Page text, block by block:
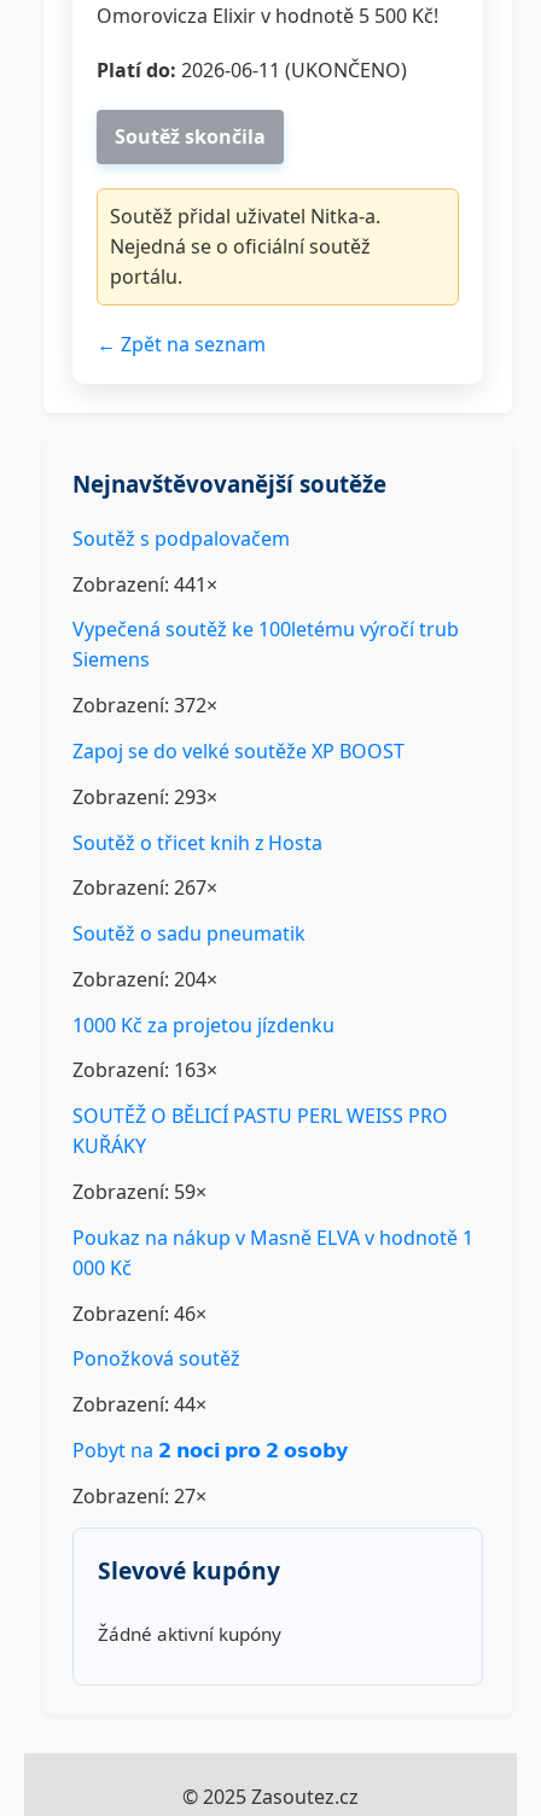
Omorovicza Elixir v hodnotě 5 500 Kč!
Platí do: 2026-06-11 (UKONČENO)
Soutěž skončila
Soutěž přidal uživatel Nitka-a.
Nejedná se o oficiální soutěž
portálu.
← Zpět na seznam
Nejnavštěvovanější soutěže
Soutěž s podpalovačem
Zobrazení: 441×
Vypečená soutěž ke 100letému výročí trub
Siemens
Zobrazení: 372×
Zapoj se do velké soutěže XP BOOST
Zobrazení: 293×
Soutěž o třicet knih z Hosta
Zobrazení: 267×
Soutěž o sadu pneumatik
Zobrazení: 204×
1000 Kč za projetou jízdenku
Zobrazení: 163×
SOUTĚŽ O BĚLICÍ PASTU PERL WEISS PRO
KUŘÁKY
Zobrazení: 59×
Poukaz na nákup v Masně ELVA v hodnotě 1
000 Kč
Zobrazení: 46×
Ponožková soutěž
Zobrazení: 44×
Pobyt na 𝟮 𝗻𝗼𝗰𝗶 𝗽𝗿𝗼 𝟮 𝗼𝘀𝗼𝗯𝘆
Zobrazení: 27×
Slevové kupóny
Žádné aktivní kupóny
© 2025 Zasoutez.cz